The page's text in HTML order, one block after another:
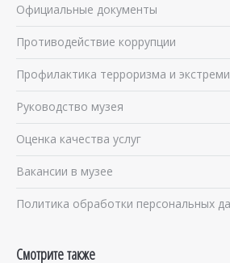
Официальные документы
Противодействие коррупции
Профилактика терроризма и
Руководство музея
Оценка качества услуг
Вакансии в музее
Политика обработки персональных
Смотрите также